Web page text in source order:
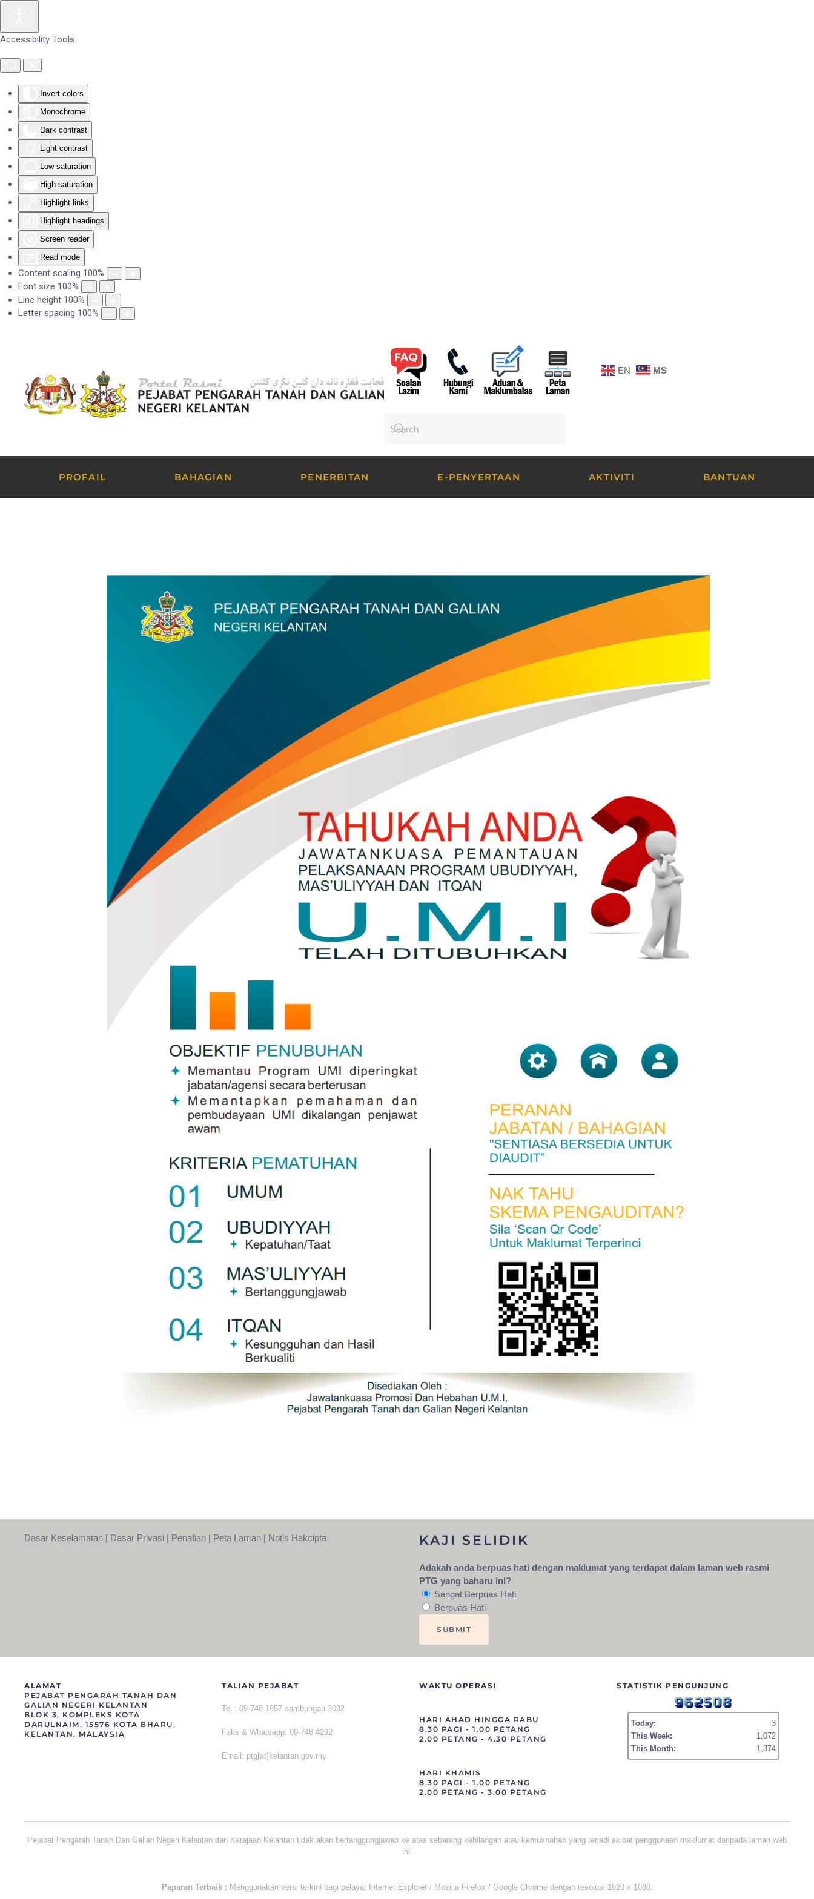
Accessibility Tools
Invert colors
Monochrome
Dark contrast
Light contrast
Low saturation
High saturation
Highlight links
Highlight headings
Screen reader
Read mode
Content scaling 100%
Font size 100%
Line height 100%
Letter spacing 100%
Skip to main content
EN MS
PROFAIL BAHAGIAN PENERBITAN E-PENYERTAAN AKTIVITI BANTUAN
Dasar Keselamatan | Dasar Privasi | Penafian | Peta Laman | Notis Hakcipta KAJI SELIDIK
Adakah anda berpuas hati dengan maklumat yang terdapat dalam laman web rasmi
PTG yang baharu ini?
Sangat Berpuas Hati
Berpuas Hati
ALAMAT
PEJABAT PENGARAH TANAH DAN
GALIAN NEGERI KELANTAN
BLOK 3, KOMPLEKS KOTA
DARULNAIM, 15576 KOTA BHARU,
KELANTAN, MALAYSIA
TALIAN PEJABAT
Tel : 09-748 1957 sambungan 3032
Faks & Whatsapp: 09-748 4292
Email: ptg[at]kelantan.gov.my
WAKTU OPERASI
HARI AHAD HINGGA RABU
8.30 PAGI - 1.00 PETANG
2.00 PETANG - 4.30 PETANG
HARI KHAMIS
8.30 PAGI - 1.00 PETANG
2.00 PETANG - 3.00 PETANG
STATISTIK PENGUNJUNG
Today:
3
This Week:
1,072
This Month:
1,374
Pejabat Pengarah Tanah Dan Galian Negeri Kelantan dan Kerajaan Kelantan tidak akan bertanggungjawab ke atas sebarang kehilangan atau kemusnahan yang terjadi akibat penggunaan maklumat daripada laman web
ini.
Paparan Terbaik : Menggunakan versi terkini bagi pelayar Internet Explorer / Mozilla Firefox / Google Chrome dengan resolusi 1920 x 1080.